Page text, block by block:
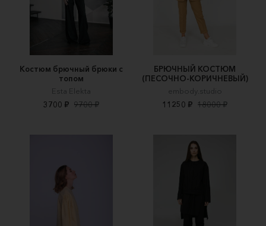
Костюм брючный брюки с
топом
Esta Elekta
3700 ₽ 9700 ₽
БРЮЧНЫЙ КОСТЮМ
(ПЕСОЧНО-КОРИЧНЕВЫЙ)
embody.studio
11250 ₽ 18000 ₽